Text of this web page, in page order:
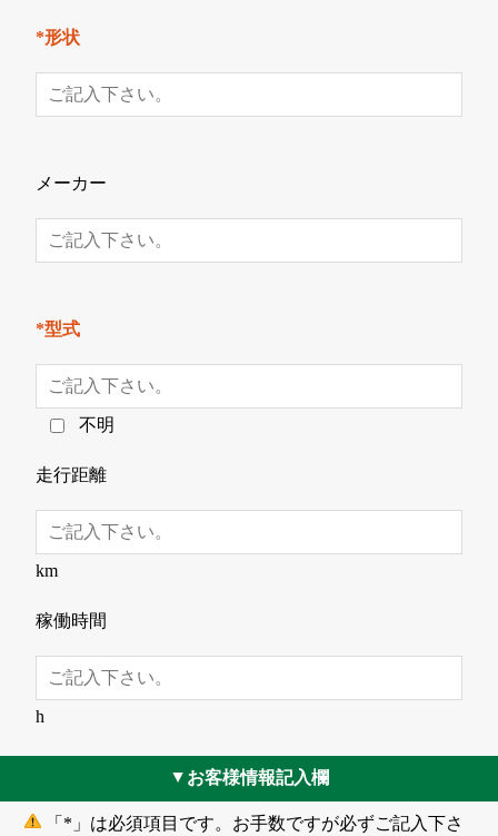
*形状
メーカー
*型式
不明
走行距離
km
稼働時間
h
▲ お客様情報記入欄
「*」は必須項目です。お手数ですが必ずご記入下さ